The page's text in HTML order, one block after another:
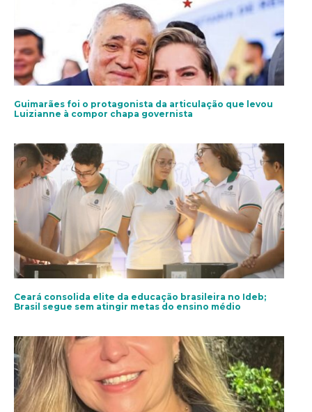
Guimarães foi o protagonista da articulação que levou
Luizianne à compor chapa governista
Ceará consolida elite da educação brasileira no Ideb;
Brasil segue sem atingir metas do ensino médio